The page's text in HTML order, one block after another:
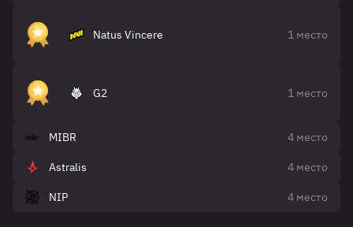
Natus Vincere 1 место
G2 1 место
MIBR 4 место
Astralis 4 место
NIP 4 место